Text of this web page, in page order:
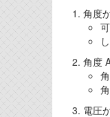
角度
角度
電圧